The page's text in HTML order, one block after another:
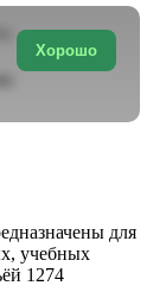
для
учебных
1274
Хорошо